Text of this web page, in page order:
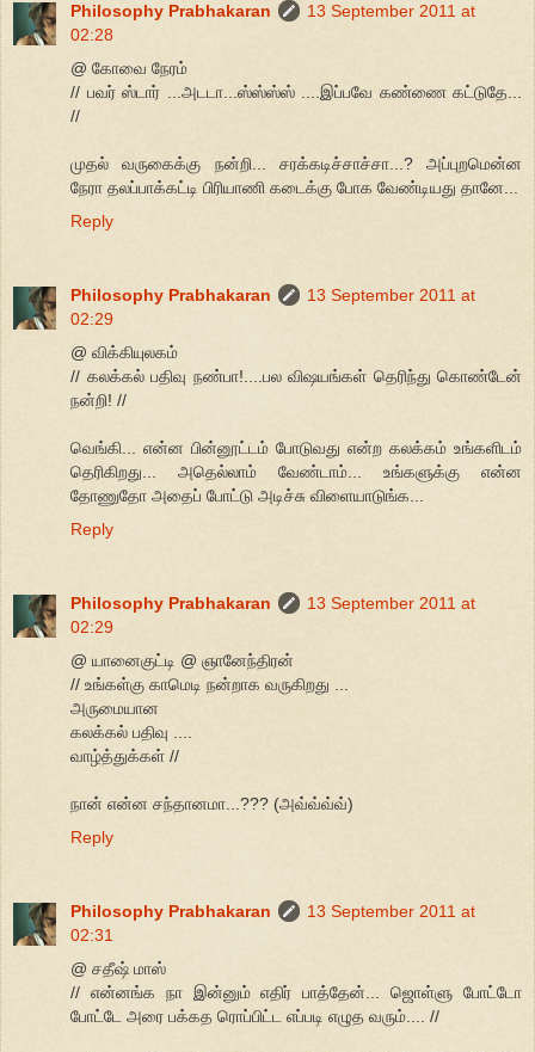
Philosophy Prabhakaran
13 September 2011 at
02:28
@ கோவை நேரம்
// பவர் ஸ்டார் ...அடடா...ஸ்ஸ்ஸ்ஸ் ....இப்பவே கண்ணை கட்டுதே...
//
முதல் வருகைக்கு நன்றி... சரக்கடிச்சாச்சா...? அப்புறமென்ன
நேரா தலப்பாக்கட்டி பிரியாணி கடைக்கு போக வேண்டியது தானே...
Reply
Philosophy Prabhakaran
13 September 2011 at
02:29
@ விக்கியுலகம்
// கலக்கல் பதிவு நண்பா!....பல விஷயங்கள் தெரிந்து கொண்டேன்
நன்றி! //
வெங்கி... என்ன பின்னூட்டம் போடுவது என்ற கலக்கம் உங்களிடம்
தெரிகிறது... அதெல்லாம் வேண்டாம்... உங்களுக்கு என்ன
தோணுதோ அதைப் போட்டு அடிச்சு விளையாடுங்க...
Reply
Philosophy Prabhakaran
13 September 2011 at
02:29
@ யானைகுட்டி @ ஞானேந்திரன்
// உங்கள்கு காமெடி நன்றாக வருகிறது ...
அருமையான
கலக்கல் பதிவு ....
வாழ்த்துக்கள் //
நான் என்ன சந்தானமா...??? (அவ்வ்வ்வ்)
Reply
Philosophy Prabhakaran
13 September 2011 at
02:31
@ சதீஷ் மாஸ்
// என்னங்க நா இன்னும் எதிர் பாத்தேன்... ஜொள்ளு போட்டோ
போட்டே அரை பக்கத ரொப்பிட்ட எப்படி எழுத வரும்.... //